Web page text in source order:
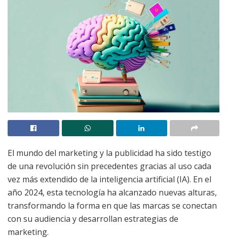
El mundo del marketing y la publicidad ha sido testigo
de una revolución sin precedentes gracias al uso cada
vez más extendido de la inteligencia artificial (IA). En el
año 2024, esta tecnología ha alcanzado nuevas alturas,
transformando la forma en que las marcas se conectan
con su audiencia y desarrollan estrategias de
marketing.